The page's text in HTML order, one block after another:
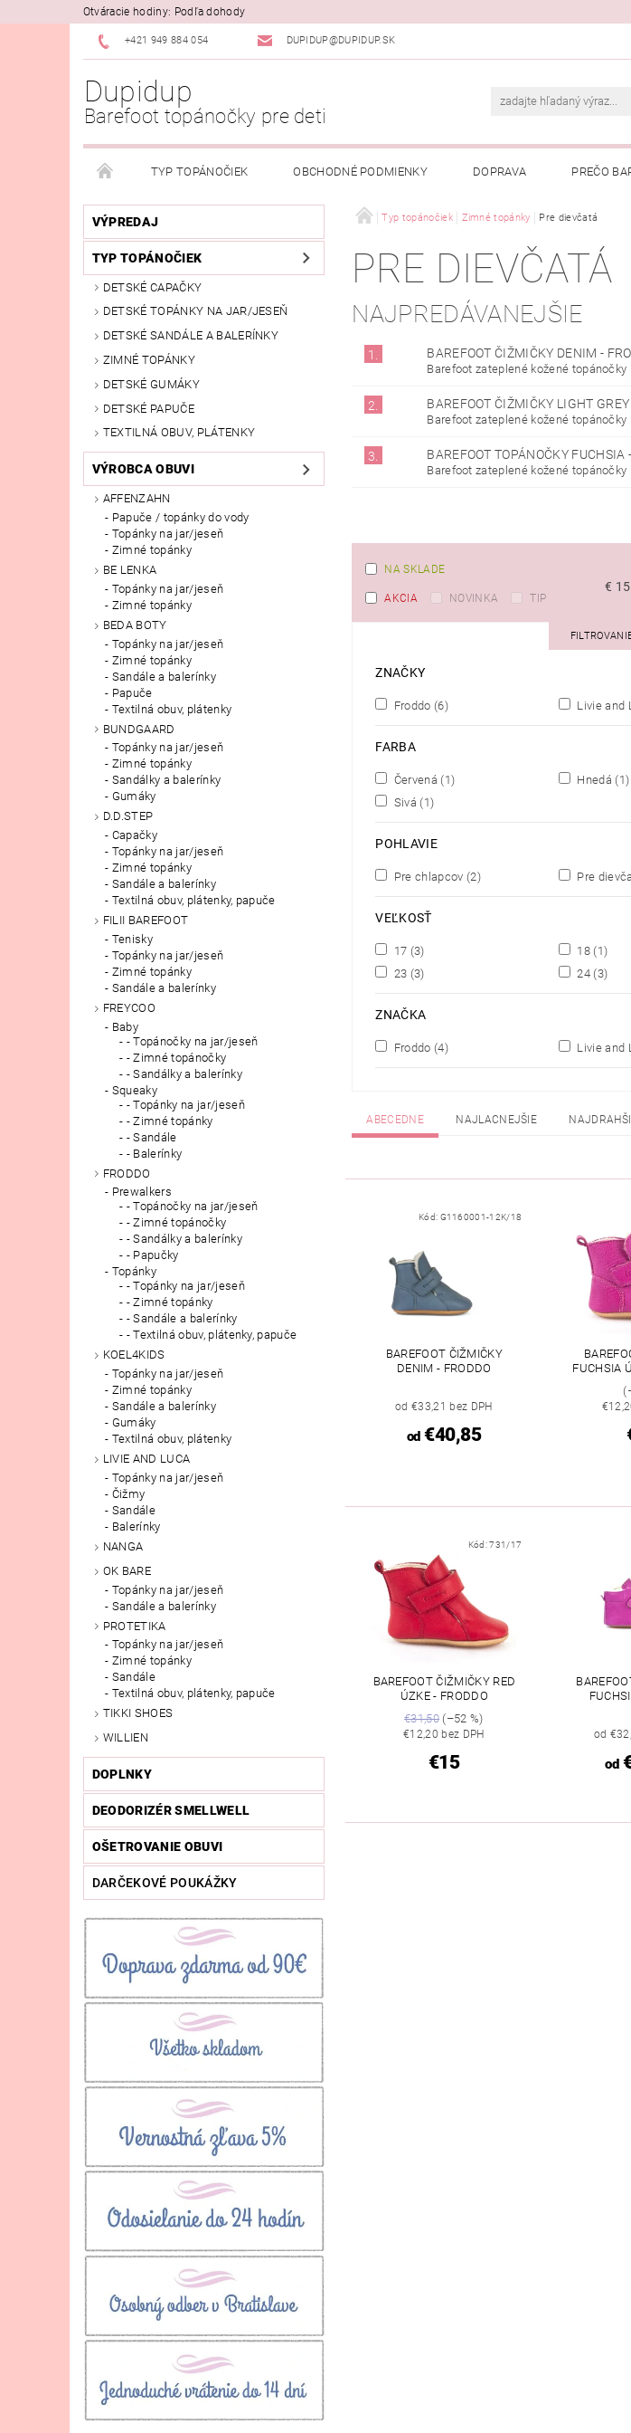
Otváracie hodiny: Podľa dohody
+421 949 884 054 DUPIDUP@DUPIDUP.SK
Dupidup
Barefoot topánočky pre deti
TYP TOPÁNOČIEK OBCHODNÉ PODMIENKY DOPRAVA PREČO
PODMIENKY OSOBNÝCH ÚDAJOV REKLAMAČNÝ PORIADOK PREČO NAKUPOVAŤ
VÝPREDAJ
TYP TOPÁNOČIEK
DETSKÉ CAPAČKY
DETSKÉ TOPÁNKY NA JAR/JESEŇ
DETSKÉ SANDÁLE A BALERÍNKY
ZIMNÉ TOPÁNKY
DETSKÉ GUMÁKY
DETSKÉ PAPUČE
TEXTILNÁ OBUV, PLÁTENKY
VÝROBCA OBUVI
AFFENZAHN
Papuče / topánky do vody
Topánky na jar/jeseň
Zimné topánky
BE LENKA
Topánky na jar/jeseň
Zimné topánky
BEDA BOTY
Topánky na jar/jeseň
Zimné topánky
Sandále a balerínky
Papuče
Textilná obuv, plátenky
BUNDGAARD
Topánky na jar/jeseň
Zimné topánky
Sandálky a balerínky
Gumáky
D.D.STEP
Capačky
Topánky na jar/jeseň
Zimné topánky
Sandále a balerínky
Textilná obuv, plátenky, papuče
FILII BAREFOOT
Tenisky
Topánky na jar/jeseň
Zimné topánky
Sandále a balerínky
FREYCOO
Baby
- Topánočky na jar/jeseň
- Zimné topánočky
- Sandálky a balerínky
Squeaky
- Topánky na jar/jeseň
- Zimné topánky
- Sandále
- Balerínky
FRODDO
Prewalkers
- Topánočky na jar/jeseň
- Zimné topánočky
- Sandálky a balerínky
- Papučky
Topánky
- Topánky na jar/jeseň
- Zimné topánky
- Sandále a balerínky
- Textilná obuv, plátenky, papuče
KOEL4KIDS
Topánky na jar/jeseň
Zimné topánky
Sandále a balerínky
Gumáky
Textilná obuv, plátenky
LIVIE AND LUCA
Topánky na jar/jeseň
Čižmy
Sandále
Balerínky
NANGA
OK BARE
Topánky na jar/jeseň
Sandále a balerínky
PROTETIKA
Topánky na jar/jeseň
Zimné topánky
Sandále
Textilná obuv, plátenky, papuče
TIKKI SHOES
WILLIEN
DOPLNKY
DEODORIZÉR SMELLWELL
OŠETROVANIE OBUVI
DARČEKOVÉ POUKÁŽKY
Typ topánočiek Zimné topánky Pre dievčatá
PRE DIEVČATÁ
NAJPREDÁVANEJŠIE
1. BAREFOOT ČIŽMIČKY DENIM -
Barefoot zateplené kožené topánočky
2. BAREFOOT ČIŽMIČKY LIGHT GREY
Barefoot zateplené kožené topánočky
3. BAREFOOT TOPÁNOČKY FUCHSIA
Barefoot zateplené kožené topánočky
NA SKLADE
AKCIA NOVINKA TIP
€ 15
ZNAČKY
Froddo (6) Livie and
FARBA
Červená (1) Hnedá (1)
Sivá (1)
POHLAVIE
Pre chlapcov (2) Pre
VEĽKOSŤ
17 (3) 18 (1)
23 (3) 24 (3)
ZNAČKA
Froddo (4) Livie and
ABECEDNE NAJLACNEJŠIE
Kód: G1160001-12K/18
BAREFOOT ČIŽMIČKY
DENIM - FRODDO
od €33,21 bez DPH
od€40,85
FUCHSIA
Kód:731/17
BAREFOOT ČIŽMIČKY RED
ÚZKE - FRODDO
€31,50 (–52 %)
€12,20 bez DPH
€15
od
od